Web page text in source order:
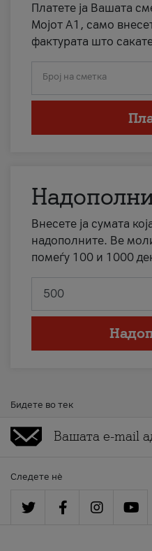
Платете ја Вашата
Мојот А1, само
фактурата што
Број на сметка
Внесете ја сумата
надополните. Ве
помеѓу 100 и 1000
Бидете во тек
Следете нè